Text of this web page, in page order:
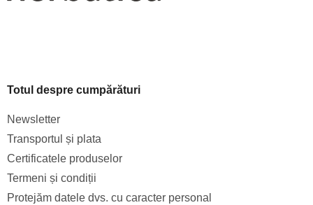
Totul despre cumpărături
Newsletter
Transportul și plata
Certificatele produselor
Termeni și condiții
Protejăm datele dvs. cu caracter personal